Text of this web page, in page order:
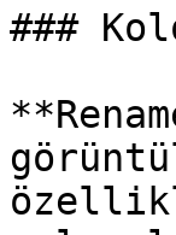
###